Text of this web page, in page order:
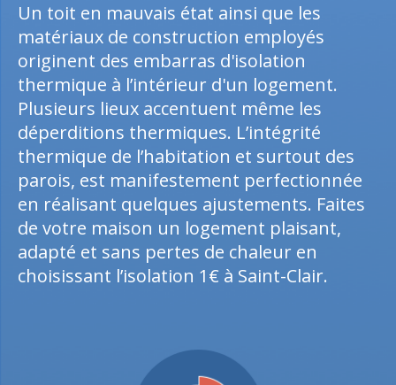
Un toit en mauvais état ainsi que les
matériaux de construction employés
originent des embarras d'isolation
thermique à l’intérieur d'un logement.
Plusieurs lieux accentuent même les
déperditions thermiques. L’intégrité
thermique de l’habitation et surtout des
parois, est manifestement perfectionnée
en réalisant quelques ajustements. Faites
de votre maison un logement plaisant,
adapté et sans pertes de chaleur en
choisissant l’isolation 1€ à Saint-Clair.